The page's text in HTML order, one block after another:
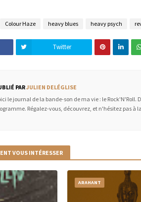
Colour Haze heavy blues heavy psych
Twitter
PARJULIEN DELÉGLISE
le journal de la bande-son de ma vie : le
Régalez-vous, découvrez, et n'hésitez pas à
VOUS INTÉRESSER
ARAHANT